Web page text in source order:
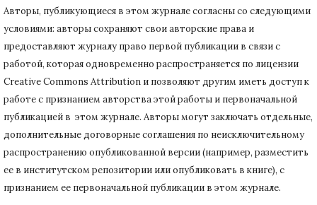
Авторы, публикующиеся в этом журнале согласны со следующими
условиями: авторы сохраняют свои авторские права и
предоставляют журналу право первой публикации в связи с
работой, которая одновременно распространяется по лицензии
Creative Commons Attribution и позволяют другим иметь доступ к
работе с признанием авторства этой работы и первоначальной
публикацией в этом журнале. Авторы могут заключать отдельные,
дополнительные договорные соглашения по неисключительному
распространению опубликованной версии (например, разместить
ее в институтском репозитории или опубликовать в книге), с
признанием ее первоначальной публикации в этом журнале.